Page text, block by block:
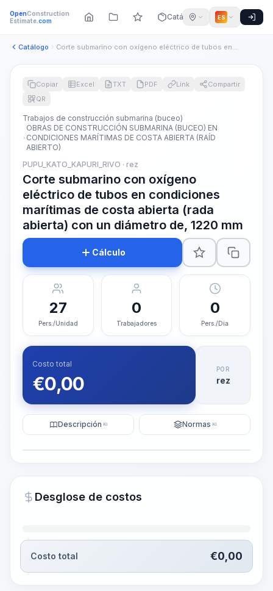
OpenConstruction
Estimate.com Catálogo ES
Catálogo Corte submarino con oxígeno eléctrico de tubos en condicione...
~15-30 Sek.
Copiar Excel TXT PDF Link
Compartir
QR
Trabajos de construcción submarina (buceo)
OBRAS DE CONSTRUCCIÓN SUBMARINA (BUCEO) EN
CONDICIONES MARÍTIMAS DE COSTA ABIERTA (RAÍD
ABIERTO)
PUPU_KATO_KAPURI_RIVO · rez
Corte submarino con oxígeno
eléctrico de tubos en condiciones
marítimas de costa abierta (rada
abierta) con un diámetro de, 1220 mm
Cálculo
27
Pers./Unidad
0
Trabajadores
0
Pers./Día
Costo total
€0,00
POR
rez
Descripción KI Normas KI
Desglose de costos
Costo total €0,00